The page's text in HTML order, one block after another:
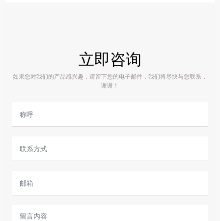
立即咨询
如果您对我们的产品感兴趣，请留下您的电子邮件，我们将尽快与您联系，
谢谢！